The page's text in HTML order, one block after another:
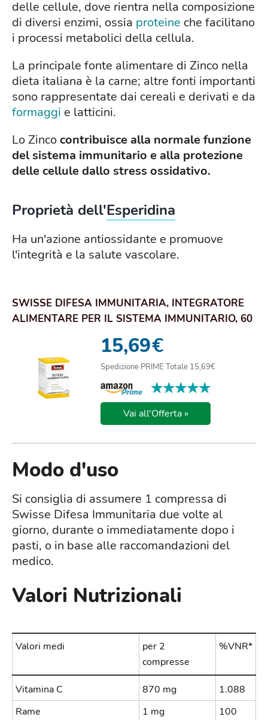
delle cellule, dove rientra nella composizione
di diversi enzimi, ossia proteine che facilitano
i processi metabolici della cellula.
La principale fonte alimentare di Zinco nella
dieta italiana è la carne; altre fonti importanti
sono rappresentate dai cereali e derivati e da
formaggi e latticini.
Lo Zincocontribuisce alla normale funzione
del sistema immunitario e alla protezione
delle cellule dallo stress ossidativo.
Proprietà dell'Esperidina
Ha un'azione antiossidante e promuove
l'integrità e la salute vascolare.
SWISSE DIFESA IMMUNITARIA, INTEGRATORE
ALIMENTARE PER IL SISTEMA IMMUNITARIO, 60
15,69€
Spedizione PRIME Totale 15,69€
★★★★★
★★★★★
Vai all'Offerta »
Modo d'uso
Si consiglia di assumere 1 compressa di
Swisse Difesa Immunitaria due volte al
giorno, durante o immediatamente dopo i
pasti, o in base alle raccomandazioni del
medico.
Valori Nutrizionali
Valori medi
per 2
compresse
%VNR*
Vitamina C 870 mg
1.088
Rame
1 mg 100